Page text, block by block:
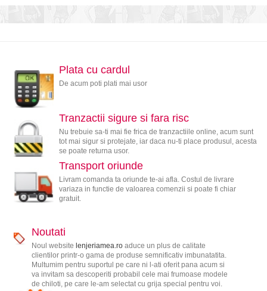
Plata cu cardul
De acum poti plati mai usor
Tranzactii sigure si fara risc
Nu trebuie sa-ti mai fie frica de tranzactiile online, acum sunt
tot mai sigur si protejate, iar daca nu-ti place produsul, acesta
se poate returna usor.
Transport oriunde
Livram comanda ta oriunde te-ai afla. Costul de livrare
variaza in functie de valoarea comenzii si poate fi chiar
gratuit.
Noutati
Noul website lenjeriamea.roaduce un plus de calitate
clientilor printr-o gama de produse semnificativ imbunatatita.
Multumim pentru suportul pe care ni l-ati oferit pana acum si
va invitam sa descoperiti probabil cele mai frumoase modele
de chiloti, pe care le-am selectat cu grija special pentru voi.